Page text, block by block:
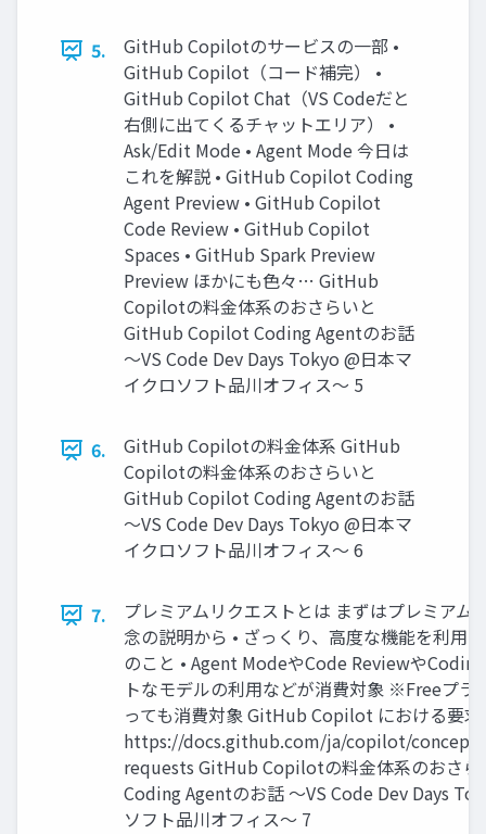
5.
GitHub Copilotのサービスの一部 •
GitHub Copilot（コード補完） •
GitHub Copilot Chat（VS Codeだと
右側に出てくるチャットエリア） •
Ask/Edit Mode • Agent Mode 今日は
これを解説 • GitHub Copilot Coding
Agent Preview • GitHub Copilot
Code Review • GitHub Copilot
Spaces • GitHub Spark Preview
Preview ほかにも色々… GitHub
Copilotの料金体系のおさらいと
GitHub Copilot Coding Agentのお話
〜VS Code Dev Days Tokyo @日本マ
イクロソフト品川オフィス〜 5
6.
GitHub Copilotの料金体系 GitHub
Copilotの料金体系のおさらいと
GitHub Copilot Coding Agentのお話
〜VS Code Dev Days Tokyo @日本マ
イクロソフト品川オフィス〜 6
7.
プレミアムリクエストとは まずはプレミアム
念の説明から • ざっくり、高度な機能を利用
のこと • Agent ModeやCode Reviewや
トなモデルの利用などが消費対象 ※Freeプラ
っても消費対象 GitHub Copilot における要求
https://docs.github.com/ja/copilot/
requests GitHub Copilotの料金体系のおさ
Coding Agentのお話 〜VS Code Dev Days
ソフト品川オフィス〜 7